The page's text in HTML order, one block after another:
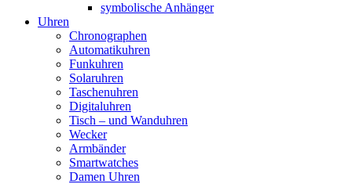
symbolische Anhänger
Uhren
Chronographen
Automatikuhren
Funkuhren
Solaruhren
Taschenuhren
Digitaluhren
Tisch – und Wanduhren
Wecker
Armbänder
Smartwatches
Damen Uhren